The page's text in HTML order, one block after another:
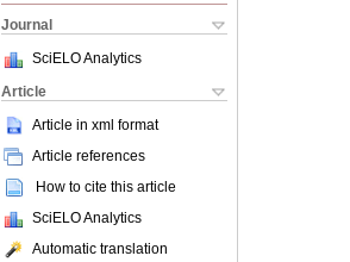
Journal
SciELO Analytics
Article
Article in xml format
Article references
How to cite this article
SciELO Analytics
Automatic translation